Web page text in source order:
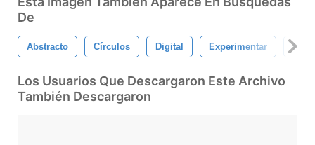
De
Abstracto Círculos Digital Experimentar
Los Usuarios Que Descargaron Este Archivo
También Descargaron